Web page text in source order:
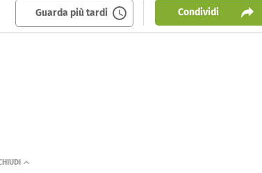
Guarda più tardi Condividi